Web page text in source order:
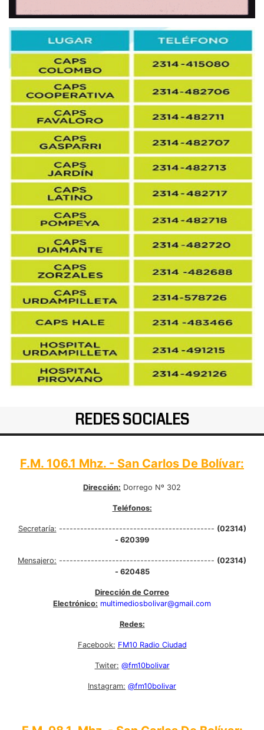
REDES SOCIALES
F.M. 106.1 Mhz. - San Carlos De Bolívar:
Dirección: Dorrego Nº 302
Teléfonos:
Secretaría: -------------------------------------------- (02314)
- 620399
Mensajero: -------------------------------------------- (02314)
- 620485
Dirección de Correo
Electrónico: multimediosbolivar@gmail.com
Redes:
Facebook: FM10 Radio Ciudad
Twiter: @fm10bolivar
Instagram: @fm10bolivar